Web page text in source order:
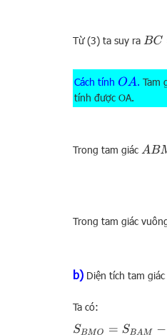
Từ (3) ta suy ra
Cách tính OA . Tam
tính được OA.
Trong tam giác ABM
Trong tam giác
b) Diện tích tam giác
Ta có:
SB M